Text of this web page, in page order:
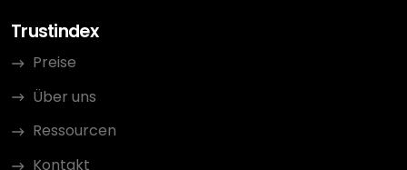
Trustindex
Preise
Über uns
Ressourcen
Kontakt